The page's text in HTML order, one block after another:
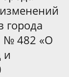
города
№ 482 «О
и